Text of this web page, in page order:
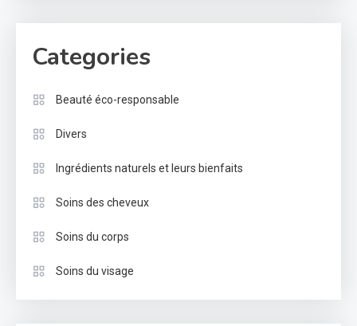
Categories
Beauté éco-responsable
Divers
Ingrédients naturels et leurs bienfaits
Soins des cheveux
Soins du corps
Soins du visage